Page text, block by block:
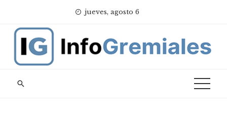
content
jueves, agosto 6